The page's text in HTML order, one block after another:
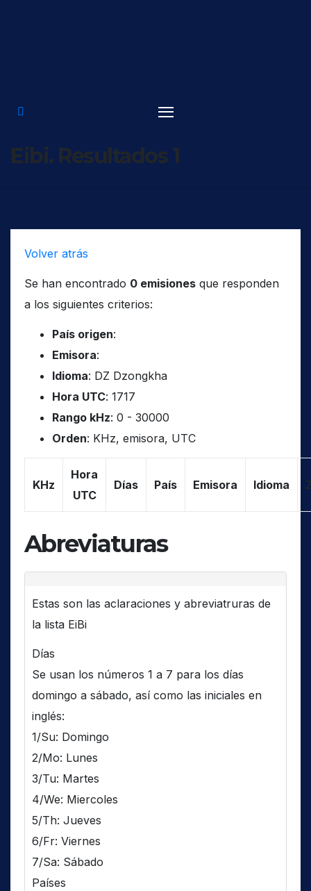
Eibi. Resultados 1
Volver atrás
Se han encontrado 0 emisiones que responden
a los siguientes criterios:
País origen:
Emisora:
Idioma: DZ Dzongkha
Hora UTC: 1717
Rango kHz: 0 - 30000
Orden: KHz, emisora, UTC
KHz
Hora
UTC
Días País Emisora Idioma
Abreviaturas
Estas son las aclaraciones y abreviatruras de
la lista EiBi
Días
Se usan los números 1 a 7 para los días
domingo a sábado, así como las iniciales en
inglés:
1/Su: Domingo
2/Mo: Lunes
3/Tu: Martes
4/We: Miercoles
5/Th: Jueves
6/Fr: Viernes
7/Sa: Sábado
Países